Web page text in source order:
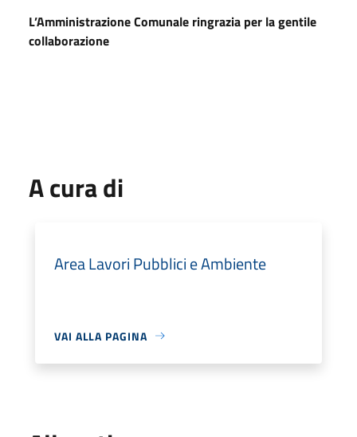
L’Amministrazione Comunale ringrazia per la gentile
collaborazione
A cura di
Area Lavori Pubblici e Ambiente
VAI ALLA PAGINA